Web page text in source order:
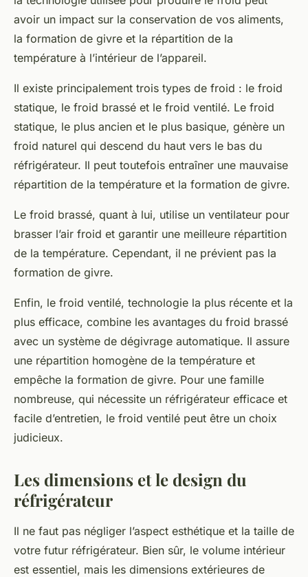
avoir un impact sur la conservation de vos aliments,
la formation de givre et la répartition de la
température à l’intérieur de l’appareil.
Il existe principalement trois types de froid : le froid
statique, le froid brassé et le froid ventilé. Le froid
statique, le plus ancien et le plus basique, génère un
froid naturel qui descend du haut vers le bas du
réfrigérateur. Il peut toutefois entraîner une mauvaise
répartition de la température et la formation de givre.
Le froid brassé, quant à lui, utilise un ventilateur pour
brasser l’air froid et garantir une meilleure répartition
de la température. Cependant, il ne prévient pas la
formation de givre.
Enfin, le froid ventilé, technologie la plus récente et la
plus efficace, combine les avantages du froid brassé
avec un système de dégivrage automatique. Il assure
une répartition homogène de la température et
empêche la formation de givre. Pour une famille
nombreuse, qui nécessite un réfrigérateur efficace et
facile d’entretien, le froid ventilé peut être un choix
judicieux.
Les dimensions et le design du
réfrigérateur
Il ne faut pas négliger l’aspect esthétique et la taille de
votre futur réfrigérateur. Bien sûr, le volume intérieur
est essentiel, mais les dimensions extérieures de